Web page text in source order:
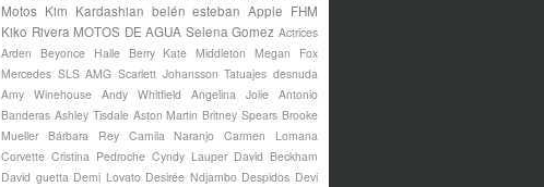
Motos Kim Kardashian belén esteban Apple FHM
Kiko Rivera MOTOS DE AGUA Selena Gomez Actrices
Arden
Beyonce Halle Berry Kate Middleton
Megan Fox
Mercedes SLS AMG Scarlett Johansson Tatuajes desnuda
Amy Winehouse Andy Whitfield Angelina Jolie Antonio
Banderas Ashley Tisdale Aston Martin Britney Spears Brooke
Mueller
Bárbara Rey Camila Naranjo
Carmen Lomana
Corvette Cristina Pedroche Cyndy Lauper David Beckham
David guetta Demi Lovato Desirée Ndjambo Despidos Devi